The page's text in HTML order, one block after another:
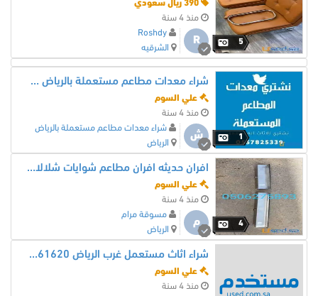
5
منذ 4 سنة
R
Roshdy
الشرقيه
1
شراء معدات مطاعم مستعملة بالرياض 0557825339
علي السوم
منذ 4 سنة
ش
شراء معدات مطاعم مستعملة بالرياض
الرياض
4
افران حديثه افران مطاعم شوايات شلالات 0506275893
علي السوم
منذ 4 سنة
م
مسوقة مرام
الرياض
شراء اثاث مستعمل غرب الرياض 0502861620افضل الأسعار
علي السوم
منذ 4 سنة